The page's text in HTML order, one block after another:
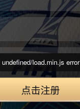
点击注册
undefined/load.min.js error